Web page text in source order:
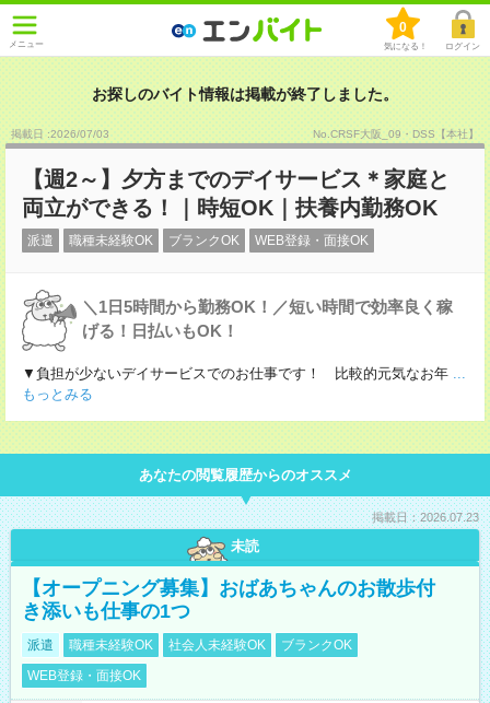
メニュー
0
気になる！ ログイン
お探しのバイト情報は掲載が終了しました。
掲載日 :2026/07/03 No.CRSF大阪_09・DSS【本社】
【週2～】夕方までのデイサービス＊家庭と
両立ができる！｜時短OK｜扶養内勤務OK
派遣 職種未経験OK ブランクOK WEB登録・面接OK
＼1日5時間から勤務OK！／短い時間で効率良く稼
げる！日払いもOK！
▼負担が少ないデイサービスでのお仕事です！ 比較的元気なお年 ...
もっとみる
あなたの閲覧履歴からのオススメ
掲載日：2026.07.23
未読
【オープニング募集】おばあちゃんのお散歩付
き添いも仕事の1つ
派遣 職種未経験OK 社会人未経験OK
ブランクOK
WEB登録・面接OK